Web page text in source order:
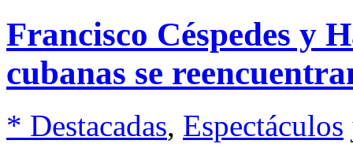
Francisco Céspedes y
cubanas se
* Destacadas, Espectáculos